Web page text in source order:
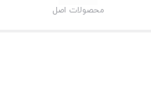
محصولات اصل